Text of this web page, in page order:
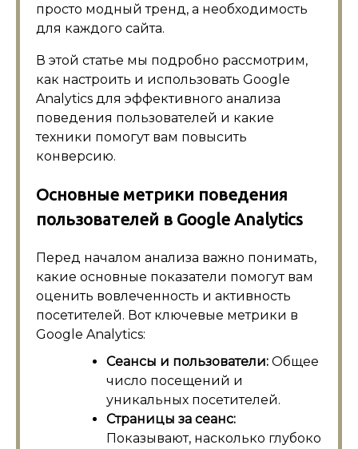
просто модный тренд, а необходимость
для каждого сайта.
В этой статье мы подробно рассмотрим,
как настроить и использовать Google
Analytics для эффективного анализа
поведения пользователей и какие
техники помогут вам повысить
конверсию.
Основные метрики поведения
пользователей в Google Analytics
Перед началом анализа важно понимать,
какие основные показатели помогут вам
оценить вовлеченность и активность
посетителей. Вот ключевые метрики в
Google Analytics:
Сеансы и пользователи: Общее
число посещений и
уникальных посетителей.
Страницы за сеанс:
Показывают, насколько глубоко